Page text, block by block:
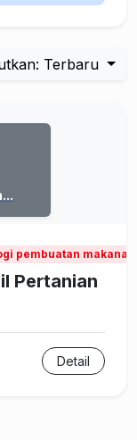
Terbaru
pembuatan makanan
Pertanian
Detail